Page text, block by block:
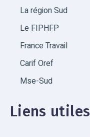
La région Sud
Le FIPHFP
France Travail
Carif Oref
Mse-Sud
Liens utiles